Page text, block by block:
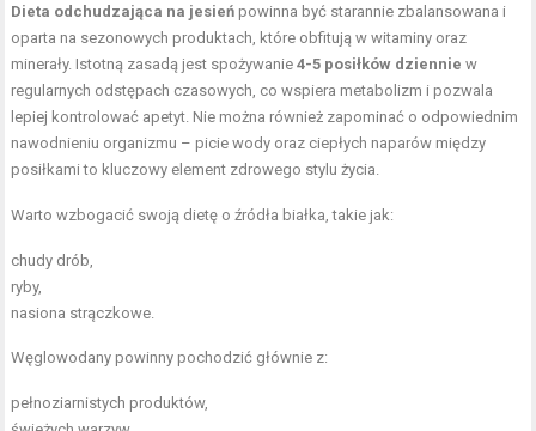
Dieta odchudzająca na jesień powinna być starannie zbalansowana i
oparta na sezonowych produktach, które obfitują w witaminy oraz
minerały. Istotną zasadą jest spożywanie4-5 posiłków dziennie w
regularnych odstępach czasowych, co wspiera metabolizm i pozwala
lepiej kontrolować apetyt. Nie można również zapominać o odpowiednim
nawodnieniu organizmu – picie wody oraz ciepłych naparów między
posiłkami to kluczowy element zdrowego stylu życia.
Warto wzbogacić swoją dietę o źródła białka, takie jak:
chudy drób,
ryby,
nasiona strączkowe.
Węglowodany powinny pochodzić głównie z:
pełnoziarnistych produktów,